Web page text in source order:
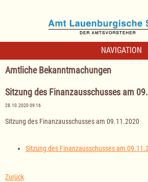
NAVIGATION
Amtliche Bekanntmachungen
Sitzung des Finanzausschusses am
28.10.2020 09:16
Sitzung des Finanzausschusses am 09.11.2020
Sitzung des Finanzausschusses am
Zurück